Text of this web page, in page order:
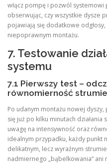
włącz pompę i pozwól systemowi
obserwując, czy wszystkie dysze
pojawiają się dodatkowe
niepoprawnym montażu.
7. Testowanie
systemu
7.1 Pierwszy test –
równomierność
Po udanym montażu nowej
się już po kilku minutach
uwagę na intensywność oraz
idealnym przypadku, każdy
delikatnym, lecz wyraźnym
nadmiernego „bąbelkowania”